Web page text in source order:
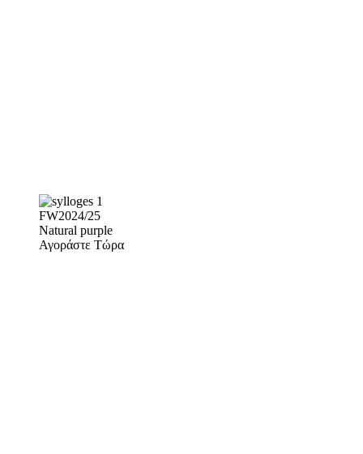
FW2024/25
Natural purple
Αγοράστε Τώρα